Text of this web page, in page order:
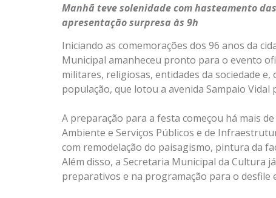
Manhã teve solenidade com hasteamento
apresentação surpresa às 9h
Iniciando as comemorações dos 96 anos da
Municipal amanheceu pronto para o evento
militares, religiosas, entidades da sociedade
população, que lotou a avenida Sampaio
A preparação para a festa começou há mais
Ambiente e Serviços Públicos e de
com remodelação do paisagismo, pintura da
Além disso, a Secretaria Municipal da Cultura
preparativos e na programação para o desfile